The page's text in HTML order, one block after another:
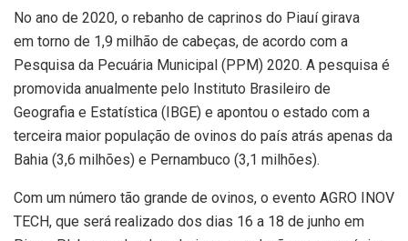
No ano de 2020, o rebanho de caprinos do Piauí girava
em torno de 1,9 milhão de cabeças, de acordo com a
Pesquisa da Pecuária Municipal (PPM) 2020. A pesquisa é
promovida anualmente pelo Instituto Brasileiro de
Geografia e Estatística (IBGE) e apontou o estado com a
terceira maior população de ovinos do país atrás apenas da
Bahia (3,6 milhões) e Pernambuco (3,1 milhões).
Com um número tão grande de ovinos, o evento AGRO INOV
TECH, que será realizado dos dias 16 a 18 de junho em